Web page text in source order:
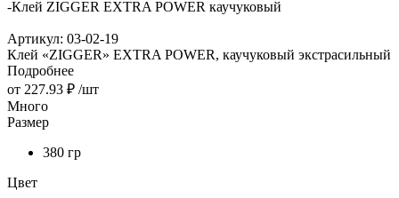
-Клей ZIGGER EXTRA POWER каучуковый
Артикул: 03-02-19
Клей «ZIGGER» EXTRA POWER, каучуковый экстрасильный
Подробнее
от 227.93 ₽ /шт
Много
Размер
380 гр
Цвет